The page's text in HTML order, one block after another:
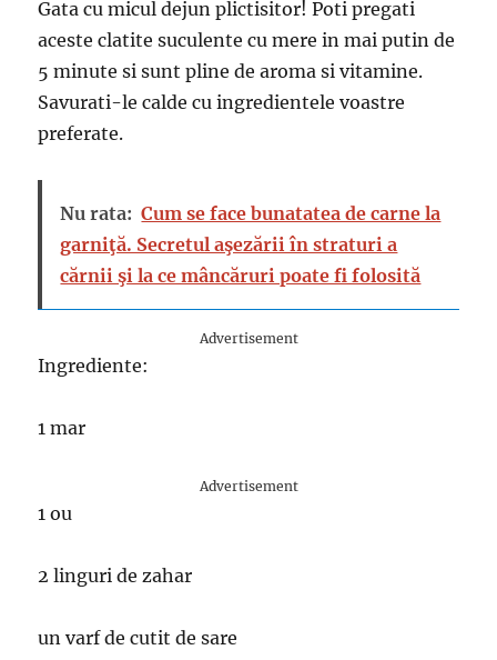
Gata cu micul dejun plictisitor! Poti pregati
aceste clatite suculente cu mere in mai putin de
5 minute si sunt pline de aroma si vitamine.
Savurati-le calde cu ingredientele voastre
preferate.
Nu rata: Cum se face bunatatea de carne la
garniţă. Secretul aşezării în straturi a
cărnii şi la ce mâncăruri poate fi folosită
Advertisement
Ingrediente:
1 mar
Advertisement
1 ou
2 linguri de zahar
un varf de cutit de sare